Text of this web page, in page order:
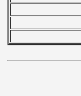
classe